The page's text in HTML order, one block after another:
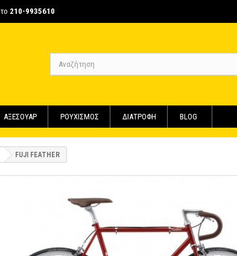
210-9935610
ΑΞΕΣΟΥΑΡ ΡΟΥΧΙΣΜΟΣ ΔΙΑΤΡΟΦΗ BLOG
FUJI FEATHER